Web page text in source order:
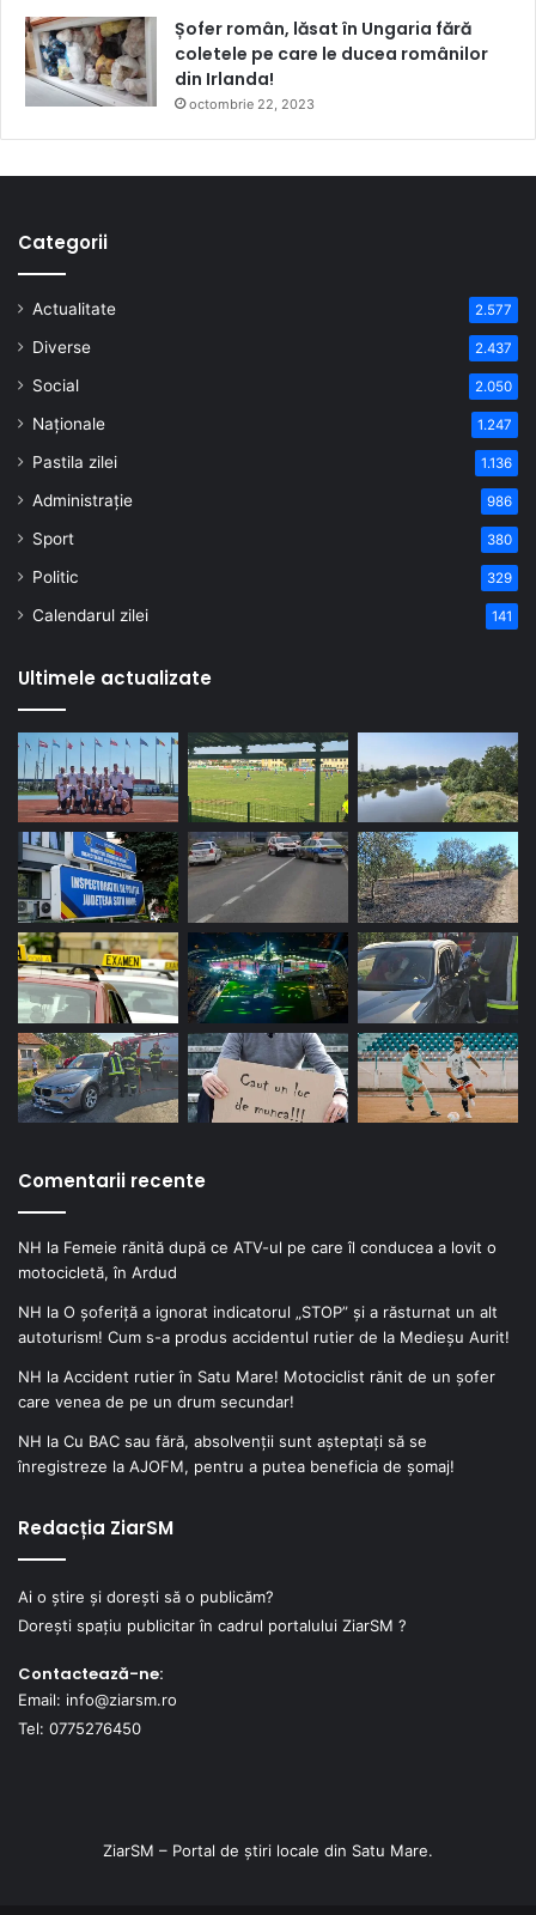
Șofer român, lăsat în Ungaria fără
coletele pe care le ducea românilor
din Irlanda!
octombrie 22, 2023
Categorii
Actualitate 2.577
Diverse 2.437
Social 2.050
Naționale 1.247
Pastila zilei 1.136
Administrație 986
Sport 380
Politic 329
Calendarul zilei 141
Ultimele actualizate
Comentarii recente
NH la Femeie rănită după ce ATV-ul pe care îl conducea a lovit o
motocicletă, în Ardud
NH la O șoferiță a ignorat indicatorul „STOP” și a răsturnat un alt
autoturism! Cum s-a produs accidentul rutier de la Medieșu Aurit!
NH la Accident rutier în Satu Mare! Motociclist rănit de un șofer
care venea de pe un drum secundar!
NH la Cu BAC sau fără, absolvenții sunt așteptați să se
înregistreze la AJOFM, pentru a putea beneficia de șomaj!
Redacția ZiarSM
Ai o știre și dorești să o publicăm?
Dorești spațiu publicitar în cadrul portalului ZiarSM ?
Contactează-ne:
Email: info@ziarsm.ro
Tel: 0775276450
ZiarSM – Portal de știri locale din Satu Mare.